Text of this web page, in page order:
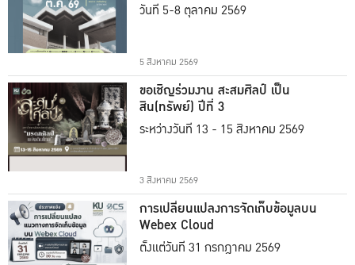
วันที่ 5-8 ตุลาคม 2569
5 สิงหาคม 2569
ขอเชิญร่วมงาน สะสมศิลป์ เป็น
สิน(ทรัพย์) ปีที่ 3
ระหว่างวันที่ 13 - 15 สิงหาคม 2569
3 สิงหาคม 2569
การเปลี่ยนแปลงการจัดเก็บข้อมูลบน
Webex Cloud
ตั้งแต่วันที่ 31 กรกฎาคม 2569